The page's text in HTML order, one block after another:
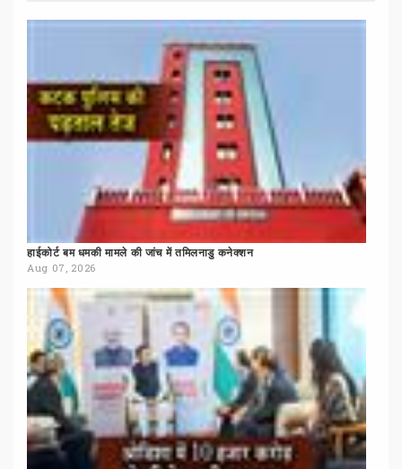
हाईकोर्ट बम धमकी मामले की जांच में तमिलनाडु कनेक्शन
Aug 07, 2026